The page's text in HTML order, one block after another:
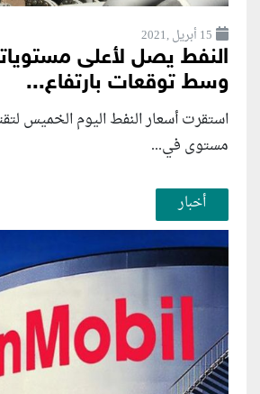
15 أبريل ,2021
النفط يصل لأعلى
وسط توقعات بارتفاع...
استقرت أسعار النفط اليوم الخميس
مستوى في...
أخبار